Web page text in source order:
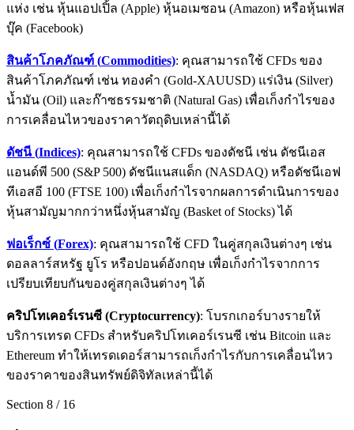
แห่ง เช่น หุ้นแอปเปิ้ล (Apple) หุ้นอเมซอน (Amazon) หรือหุ้นเฟส
บุ๊ค (Facebook)
สินค้าโภคภัณฑ์ (Commodities): คุณสามารถใช้ CFDs ของ
สินค้าโภคภัณฑ์ เช่น ทองคำ (Gold-XAUUSD) แร่เงิน (Silver)
น้ำมัน (Oil) และก๊าซธรรมชาติ (Natural Gas) เพื่อเก็งกำไรของ
การเคลื่อนไหวของราคาวัตถุดิบเหล่านี้ได้
ดัชนี (Indices): คุณสามารถใช้ CFDs ของดัชนี เช่น ดัชนีเอส
แอนด์พี 500 (S&P 500) ดัชนีแนสแด็ก (NASDAQ) หรือดัชนีเอฟ
ทีเอสอี 100 (FTSE 100) เพื่อเก็งกำไรจากผลการดำเนินการของ
หุ้นสามัญมากกว่าหนึ่งหุ้นสามัญ (Basket of Stocks) ได้
ฟอเร็กซ์ (Forex): คุณสามารถใช้ CFD ในคู่สกุลเงินต่างๆ เช่น
ดอลลาร์สหรัฐ ยูโร หรือปอนด์อังกฤษ เพื่อเก็งกำไรจากการ
เปรียบเทียบกันของคู่สกุลเงินต่างๆ ได้
คริปโทเคอร์เรนซี (Cryptocurrency): โบรกเกอร์บางรายให้
บริการเทรด CFDs สำหรับคริปโทเคอร์เรนซี เช่น Bitcoin และ
Ethereum ทำให้เทรดเดอร์สามารถเก็งกำไรกับการเคลื่อนไหว
ของราคาของสินทรัพย์ดิจิทัลเหล่านี้ได้
Section 8 / 16